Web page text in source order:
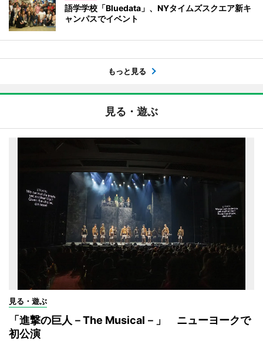
語学学校「Bluedata」、NYタイムズスクエア新キ
ャンパスでイベント
もっと見る
見る・遊ぶ
見る・遊ぶ
「進撃の巨人－The Musical－」 ニューヨークで
初公演